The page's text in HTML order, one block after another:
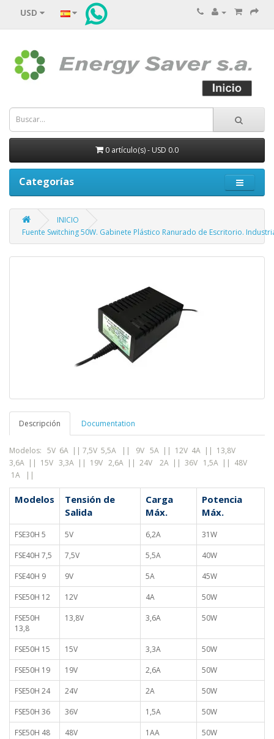
USD
0 artículo(s) - USD 0.0
Categorías
INICIO
Fuente Switching 50W. Gabinete Plástico Ranurado de Escritorio.
Descripción Documentation
Modelos: 5V 6A || 7,5V 5,5A || 9V 5A || 12V 4A || 13,8V
3,6A || 15V 3,3A || 19V 2,6A || 24V 2A || 36V 1,5A || 48V
1A ||
Modelos
Tensión de
Salida
Carga
Máx.
Potencia
Máx.
FSE30H 5 5V 6,2A
31W
FSE40H 7,5
7,5V 5,5A
40W
FSE40H 9
9V 5A
45W
FSE50H 12
12V 4A
50W
FSE50H
13,8
13,8V 3,6A 50W
FSE50H 15 15V 3,3A
50W
FSE50H 19
19V 2,6A
50W
FSE50H 24
24V 2A
50W
FSE50H 36
36V 1,5A
50W
FSE50H 48
48V 1AA 50W